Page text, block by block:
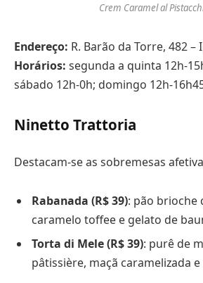
Crem Caramel al
Endereço: R. Barão da Torre, 482 –
Horários: segunda a quinta 12h-
sábado 12h-0h; domingo 12h-
Ninetto Trattoria
Destacam-se as sobremesas
Rabanada (R$ 39): pão brioche
caramelo toffee e gelato de
Torta di Mele (R$ 39): purê de
pâtissière, maçã caramelizada